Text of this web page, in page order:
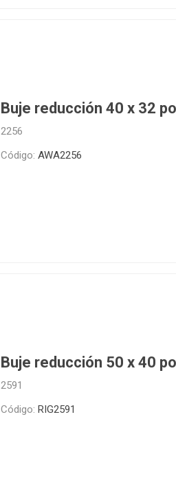
Buje reducción 40 x 32
2256
Código: AWA2256
Buje reducción 50 x 40
2591
Código: RIG2591